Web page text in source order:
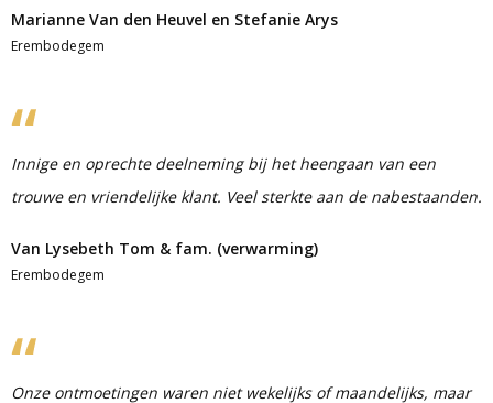
Marianne Van den Heuvel en Stefanie Arys
Erembodegem
Innige en oprechte deelneming bij het heengaan van een
trouwe en vriendelijke klant. Veel sterkte aan de nabestaanden.
Van Lysebeth Tom & fam. (verwarming)
Erembodegem
Onze ontmoetingen waren niet wekelijks of maandelijks, maar